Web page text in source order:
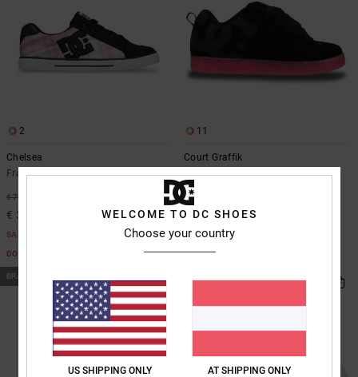
2
Chelsea
Frauen Rosa Schuhe
€ 70,00
€ 31,50
SALE
DOPPELTER RABATT EXTRA 25 %
11
Court Graffik
Frauen Multi Lederschuhe
€ 85,00
BRANDNEU
WELCOME TO DC SHOES
Choose your country
US SHIPPING ONLY AT SHIPPING ONLY